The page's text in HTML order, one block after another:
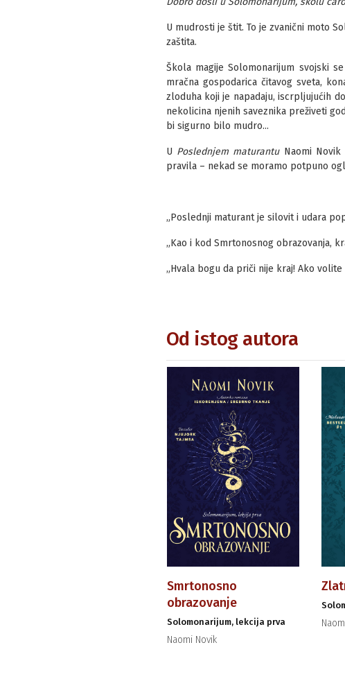
U mudrosti je štit. To je zvanični moto
zaštita.
Škola magije Solomonarijum svojski
mračna gospodarica čitavog sveta,
zloduha koji je napadaju, iscrpljujućih
nekolicina njenih saveznika preživeti
bi sigurno bilo mudro...
U Poslednjem maturantuNaomi Novik
pravila – nekad se moramo potpuno
„Poslednji maturant je silovit i udara
„Kao i kod Smrtonosnog obrazovanja,
„Hvala bogu da priči nije kraj! Ako
Od istog autora
Smrtonosno
obrazovanje
Solomonarijum, lekcija prva
Naomi Novik